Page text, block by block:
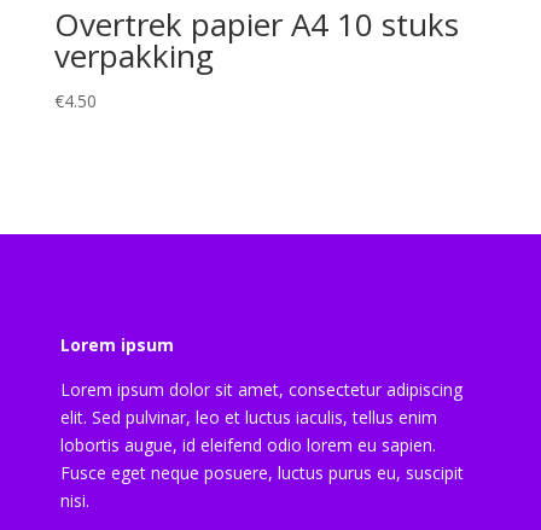
Overtrek papier A4 10 stuks
verpakking
€4.50
Lorem ipsum
Lorem ipsum dolor sit amet, consectetur adipiscing
elit. Sed pulvinar, leo et luctus iaculis, tellus enim
lobortis augue, id eleifend odio lorem eu sapien.
Fusce eget neque posuere, luctus purus eu, suscipit
nisi.